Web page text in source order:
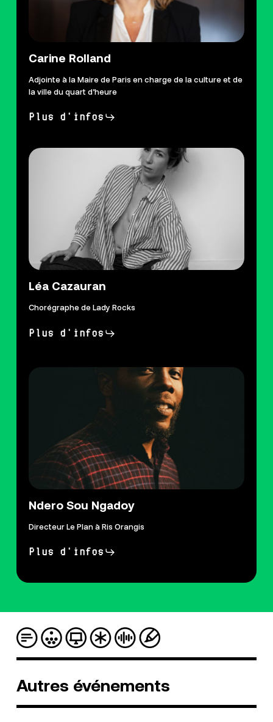
Carine Rolland
Adjointe à la Maire de Paris en charge de la culture et de
la ville du quart d’heure
Plus d'infos
Léa Cazauran
Chorégraphe de Lady Rocks
Plus d'infos
Ndero Sou Ngadoy
Directeur Le Plan à Ris Orangis
Plus d'infos
Autres événements